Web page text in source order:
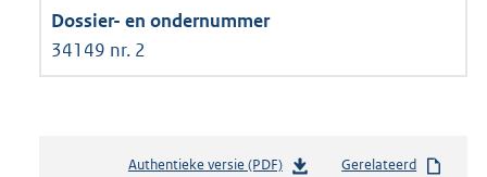
34149 nr. 2
Authentieke versie (PDF)b
Gerelateerd